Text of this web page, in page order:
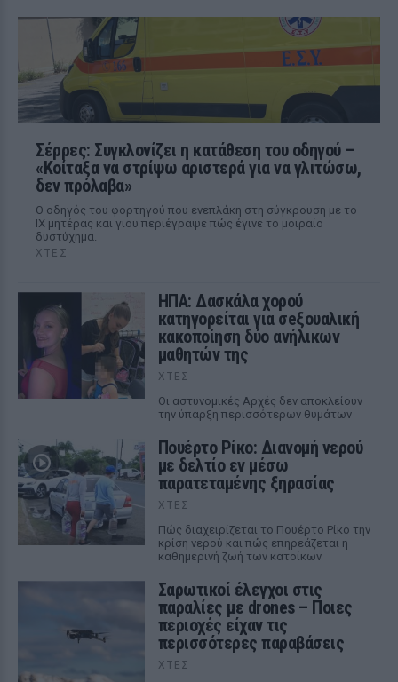
Σέρρες: Συγκλονίζει η κατάθεση του οδηγού –
«Κοίταξα να στρίψω αριστερά για να γλιτώσω,
δεν πρόλαβα»
Ο οδηγός του φορτηγού που ενεπλάκη στη σύγκρουση με το
ΙΧ μητέρας και γιου περιέγραψε πώς έγινε το μοιραίο
δυστύχημα.
ΧΤΕΣ
ΗΠΑ: Δασκάλα χορού
κατηγορείται για σeξουαλική
κακοποίηση δύο ανήλικων
μαθητών της
ΧΤΕΣ
Οι αστυνομικές Αρχές δεν αποκλείουν
την ύπαρξη περισσότερων θυμάτων
Πουέρτο Ρίκο: Διανομή νερού
με δελτίο εν μέσω
παρατεταμένης ξηρασίας
ΧΤΕΣ
Πώς διαχειρίζεται το Πουέρτο Ρίκο την
κρίση νερού και πώς επηρεάζεται η
καθημερινή ζωή των κατοίκων
Σαρωτικοί έλεγχοι στις
παραλίες με drones – Ποιες
περιοχές είχαν τις
περισσότερες παραβάσεις
ΧΤΕΣ